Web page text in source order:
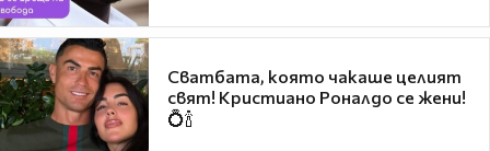
Сватбата, която чакаше целият
свят! Кристиано Роналдо се жени!
💍🍾